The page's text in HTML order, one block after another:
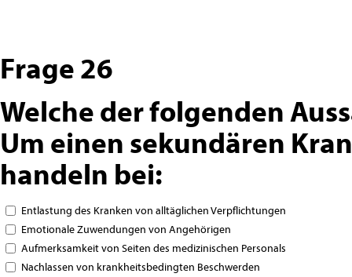
Frage 26
Welche der folgenden
Um einen sekundären
handeln bei:
Entlastung des Kranken von alltäglichen Verpflichtungen
Emotionale Zuwendungen von Angehörigen
Aufmerksamkeit von Seiten des medizinischen Personals
Nachlassen von krankheitsbedingten Beschwerden